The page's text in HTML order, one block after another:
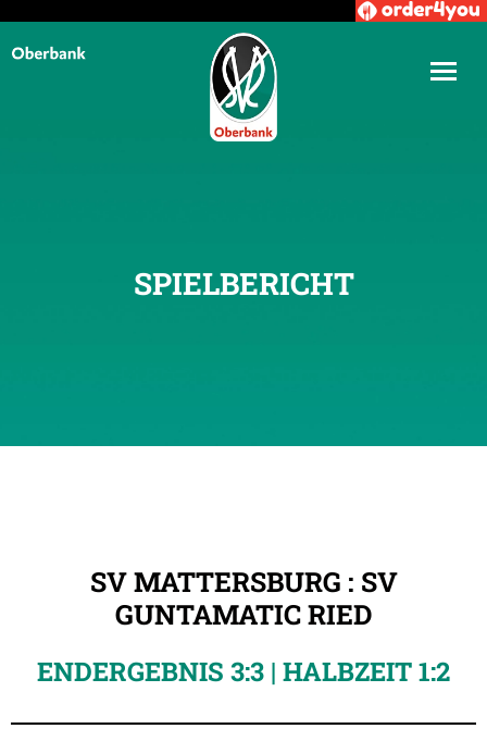
SPIELBERICHT
SV MATTERSBURG : SV
GUNTAMATIC RIED
ENDERGEBNIS 3:3 | HALBZEIT 1:2